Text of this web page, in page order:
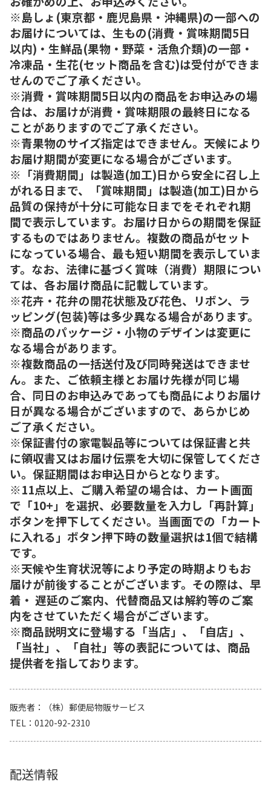
※島しょ(東京都・鹿児島県・沖縄県)の一部への
お届けについては、生もの(消費・賞味期間5日
以内)・生鮮品(果物・野菜・活魚介類)の一部・
冷凍品・生花(セット商品を含む)は受付ができま
せんのでご了承ください。
※消費・賞味期間5日以内の商品をお申込みの場
合は、お届けが消費・賞味期限の最終日になる
ことがありますのでご了承ください。
※青果物のサイズ指定はできません。天候により
お届け期間が変更になる場合がございます。
※「消費期間」は製造(加工)日から安全に召し上
がれる日まで、「賞味期間」は製造(加工)日から
品質の保持が十分に可能な日までをそれぞれ期
間で表示しています。お届け日からの期間を保証
するものではありません。複数の商品がセット
になっている場合、最も短い期間を表示していま
す。なお、法律に基づく賞味（消費）期限につい
ては、各お届け商品に記載しています。
※花卉・花弁の開花状態及び花色、リボン、ラ
ッピング(包装)等は多少異なる場合があります。
※商品のパッケージ・小物のデザインは変更に
なる場合があります。
※複数商品の一括送付及び同時発送はできませ
ん。また、ご依頼主様とお届け先様が同じ場
合、同日のお申込みであっても商品によりお届け
日が異なる場合がございますので、あらかじめ
ご了承ください。
※保証書付の家電製品等については保証書と共
に領収書又はお届け伝票を大切に保管してくださ
い。保証期間はお申込日からとなります。
※11点以上、ご購入希望の場合は、カート画面
で「10+」を選択、必要数量を入力し「再計算」
ボタンを押下してください。当画面での「カート
に入れる」ボタン押下時の数量選択は1個で結構
です。
※天候や生育状況等により予定の時期よりもお
届けが前後することがございます。その際は、早
着・ 遅延のご案内、代替商品又は解約等のご案
内をさせていただく場合がございます。
※商品説明文に登場する「当店」、「自店」、
「当社」、「自社」等の表記については、商品
提供者を指しております。
販売者
（株）郵便局物販サービス
TEL
0120-92-2310
配送情報